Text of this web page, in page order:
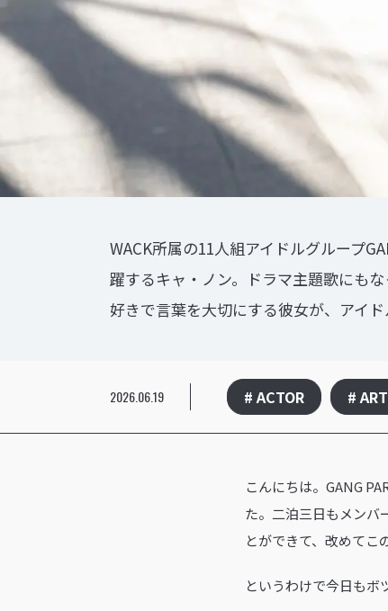
WACK所属の11人組アイドルグループ
躍するキャ・ノン。ドラマ主題歌にも
好きで言葉を大切にする彼女が、アイ
2026.06.19 # ACTOR #
こんにちは。GANG
た。二泊三日もメンバ
とができて、改めてこ
というわけで今日もボ